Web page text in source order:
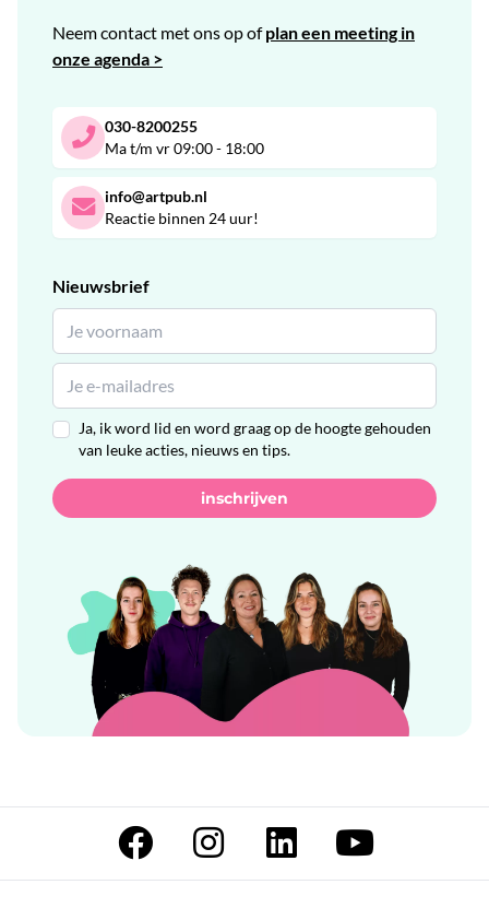
Neem contact met ons op ofplan een meeting in
onze agenda >
030-8200255
Ma t/m vr 09:00 - 18:00
info@artpub.nl
Reactie binnen 24 uur!
Nieuwsbrief
Ja, ik word lid en word graag op de hoogte gehouden
van leuke acties, nieuws en tips.